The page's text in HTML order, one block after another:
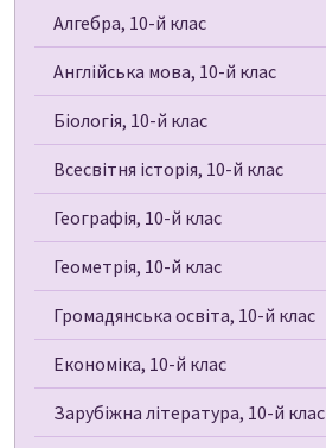
Алгебра, 10-й клас
Англійська мова, 10-й клас
Біологія, 10-й клас
Всесвітня історія, 10-й клас
Географія, 10-й клас
Геометрія, 10-й клас
Громадянська освіта, 10-й клас
Економіка, 10-й клас
Зарубіжна література, 10-й клас